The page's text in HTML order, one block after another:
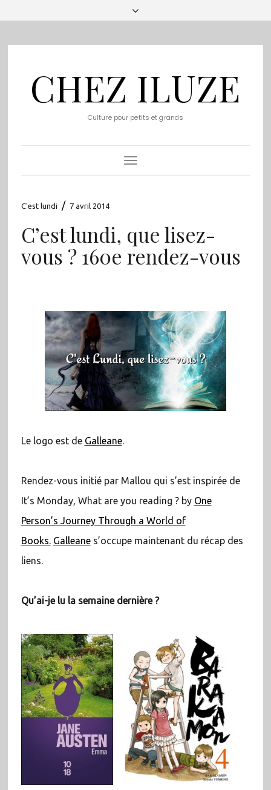
CHEZ ILUZE
Culture pour petits et grands
Toggle
Navigation
C'est lundi / 7 avril 2014
C’est lundi, que lisez-
vous ? 160e rendez-vous
Le logo est de Galleane.
Rendez-vous initié par Mallou qui s’est inspirée de
It’s Monday, What are you reading ? by One
Person’s Journey Through a World of
Books. Galleanes’occupe maintenant du récap des
liens.
Qu’ai-je lu la semaine dernière ?